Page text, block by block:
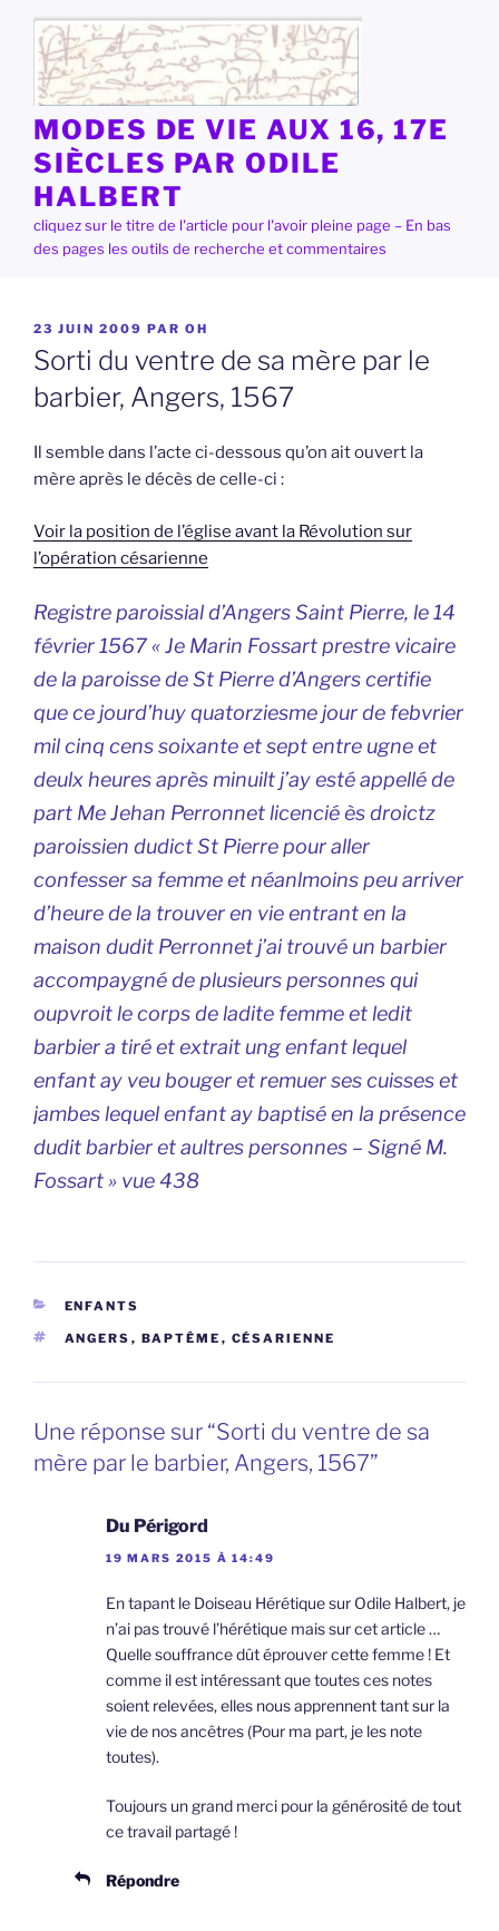
contenu
principal
MODES DE VIE AUX 16, 17E
SIÈCLES PAR ODILE
HALBERT
cliquez sur le titre de l'article pour l'avoir pleine page – En bas
des pages les outils de recherche et commentaires
PUBLIÉ
LE
23 JUIN 2009 PAR OH
Sorti du ventre de sa mère par le
barbier, Angers, 1567
Il semble dans l’acte ci-dessous qu’on ait ouvert la
mère après le décès de celle-ci :
Voir la position de l’église avant la Révolution sur
l’opération césarienne
Registre paroissial d’Angers Saint Pierre, le 14
février 1567 « Je Marin Fossart prestre vicaire
de la paroisse de St Pierre d’Angers certifie
que ce jourd’huy quatorziesme jour de febvrier
mil cinq cens soixante et sept entre ugne et
deulx heures après minuilt j’ay esté appellé de
part Me Jehan Perronnet licencié ès droictz
paroissien dudict St Pierre pour aller
confesser sa femme et néanlmoins peu arriver
d’heure de la trouver en vie entrant en la
maison dudit Perronnet j’ai trouvé un barbier
accompaygné de plusieurs personnes qui
oupvroit le corps de ladite femme et ledit
barbier a tiré et extrait ung enfant lequel
enfant ay veu bouger et remuer ses cuisses et
jambes lequel enfant ay baptisé en la présence
dudit barbier et aultres personnes – Signé M.
Fossart » vue 438
CATÉGORIES
ENFANTS
ÉTIQUETTES
ANGERS , BAPTÊME , CÉSARIENNE
Une réponse sur “Sorti du ventre de sa
mère par le barbier, Angers, 1567”
Du Périgord
19 MARS 2015 À 14:49
En tapant le Doiseau Hérétique sur Odile Halbert, je
n’ai pas trouvé l’hérétique mais sur cet article …
Quelle souffrance dût éprouver cette femme ! Et
comme il est intéressant que toutes ces notes
soient relevées, elles nous apprennent tant sur la
vie de nos ancêtres (Pour ma part, je les note
toutes).
Toujours un grand merci pour la générosité de tout
ce travail partagé !
Répondre